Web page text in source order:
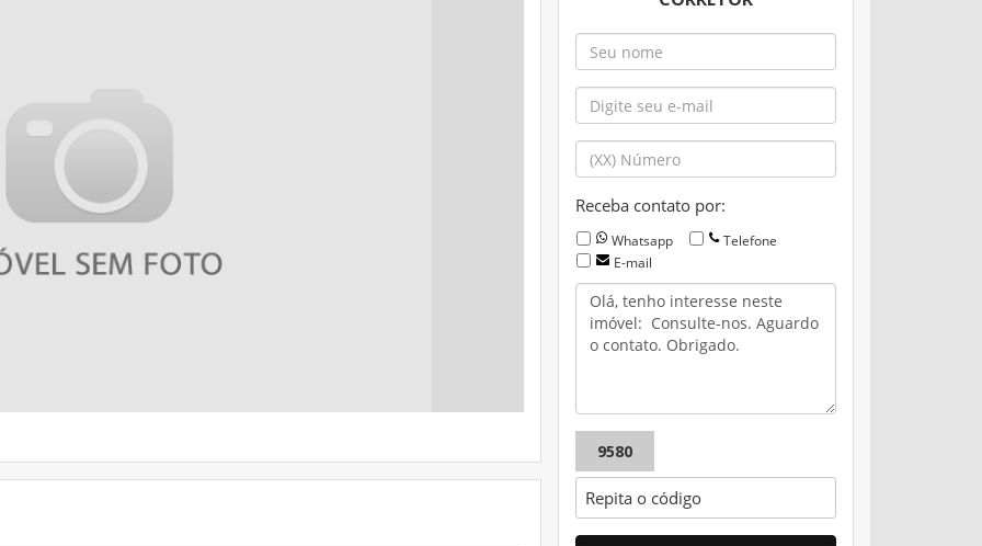
Receba contato por:
Whatsapp
Telefone
E-mail
9580